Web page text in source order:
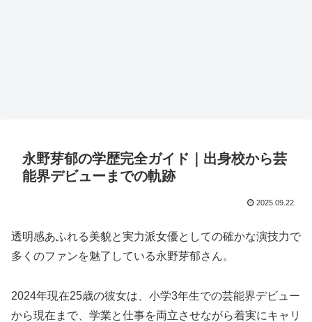
永野芽郁の学歴完全ガイド｜出身校から芸
能界デビューまでの軌跡
2025.09.22
透明感あふれる美貌と実力派女優としての確かな演技力で
多くのファンを魅了している永野芽郁さん。
2024年現在25歳の彼女は、小学3年生での芸能界デビュー
から現在まで、学業と仕事を両立させながら着実にキャリ